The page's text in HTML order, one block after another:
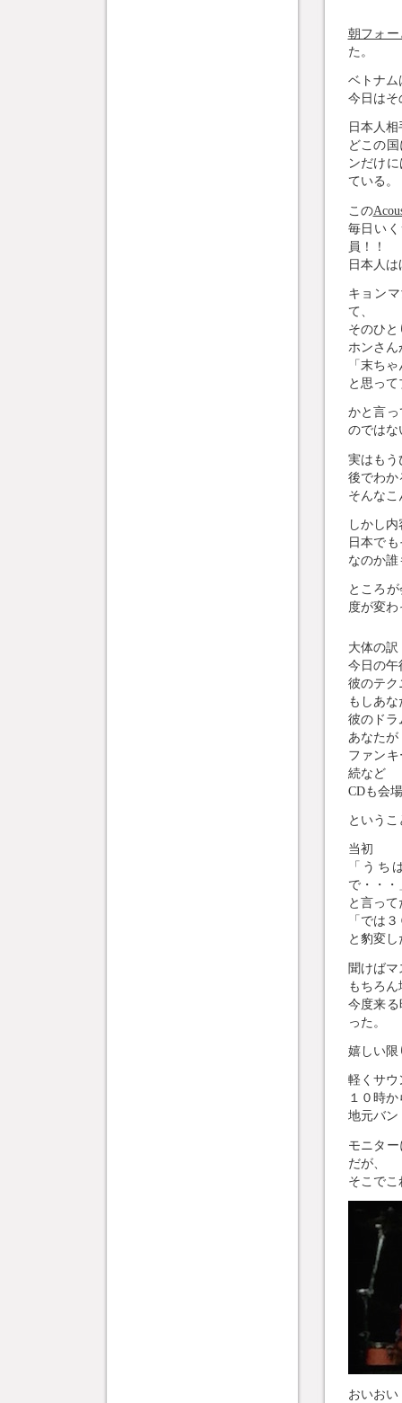
朝フォ
た。
ベトナム
今日はそ
日本人
どこの
ンだけ
ている。
この
毎日い
員！！
日本人
キョン
て、
そのひ
ホンさ
「末ち
と思っ
かと言
のではな
実はもう
後でわか
そんな
しかし
日本で
なのか
ところ
度が変わ
大体の訳
今日の午
彼のテク
もしあ
彼のドラ
あなた
ファン
続など
CDも会
という
当初
「うち
で・・・
と言っ
「では
と豹変
聞けば
もちろ
今度来
った。
嬉しい限
軽くサウ
１０時
地元バン
モニタ
だが、
そこでこ
おいおい